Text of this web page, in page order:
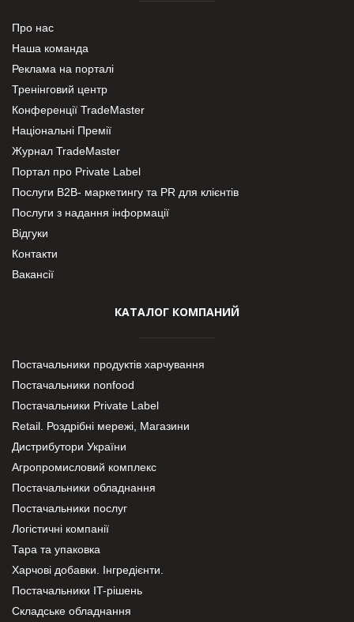
Про нас
Наша команда
Реклама на порталі
Тренінговий центр
Конференції TradeMaster
Національні Премії
Журнал TradeMaster
Портал про Private Label
Послуги В2В- маркетингу та PR для клієнтів
Послуги з надання інформації
Відгуки
Контакти
Вакансії
КАТАЛОГ КОМПАНИЙ
Постачальники продуктів харчування
Постачальники nonfood
Постачальники Private Label
Retail. Роздрібні мережі, Магазини
Дистрибутори України
Агропромисловий комплекс
Постачальники обладнання
Постачальники послуг
Логістичні компанії
Тара та упаковка
Харчові добавки. Інгредієнти.
Постачальники IT-рішень
Складське обладнання